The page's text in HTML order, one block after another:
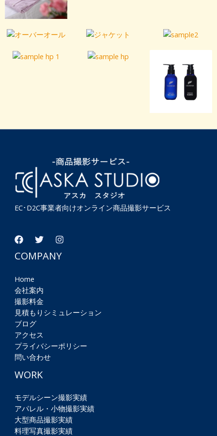
EC･D2C事業者向けオンライン商品撮影サービス
COMPANY
Home
会社案内
撮影料金
見積もりシミュレーション
ブログ
アクセス
プライバシーポリシー
問い合わせ
WORK
モデルシーン撮影実績
アパレル・小物撮影実績
大型商品撮影実績
料理写真撮影実績